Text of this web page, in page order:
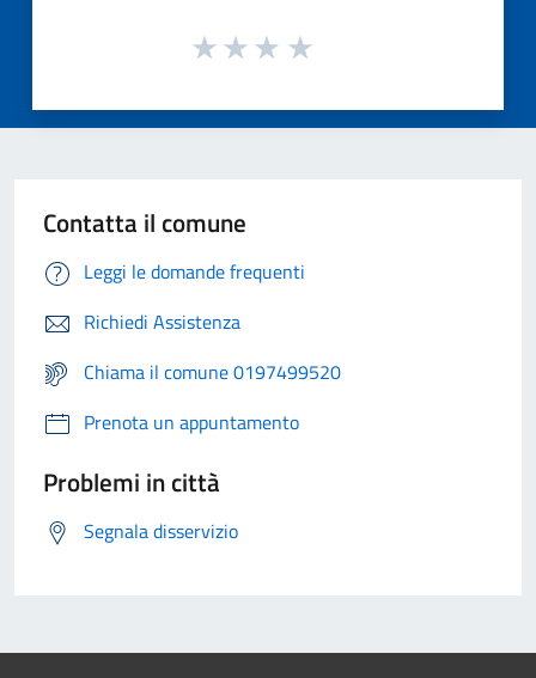
Contatta il comune
Leggi le domande frequenti
Richiedi Assistenza
Chiama il comune 0197499520
Prenota un appuntamento
Problemi in città
Segnala disservizio